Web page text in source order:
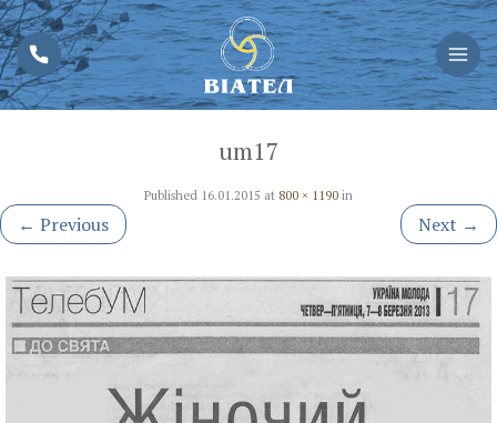
um17
Published 16.01.2015 at 800 × 1190 in
← Previous Next →